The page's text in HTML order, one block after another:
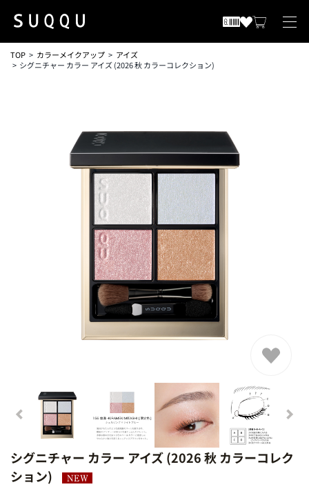
TOP カラーメイクアップ
アイズ
シグニチャー カラー アイズ (2026 秋 カラーコレクション)
シグニチャー カラー アイズ (2026 秋 カラーコレク
ション)